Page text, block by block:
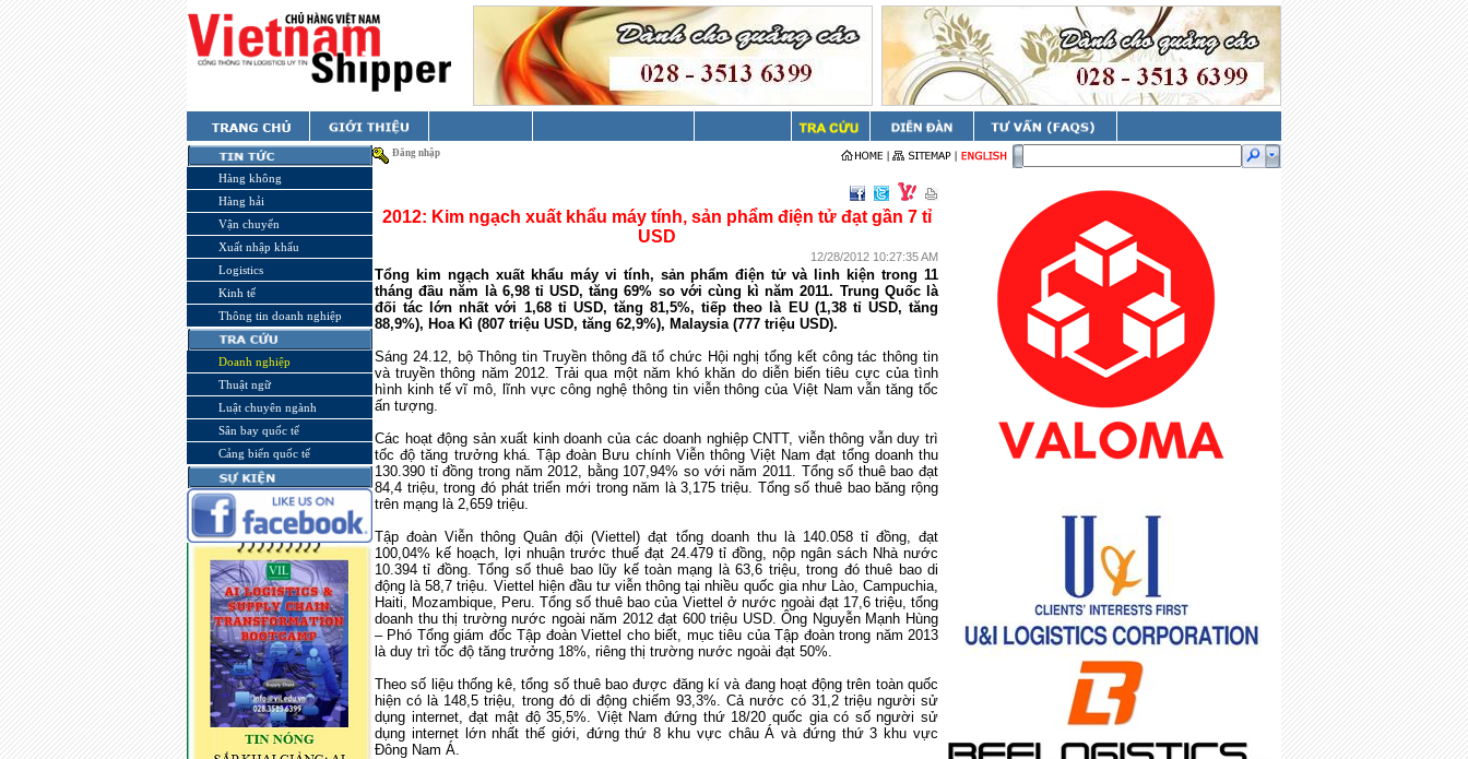
Hàng không
Hàng hải
Vận chuyển
Xuất nhập khẩu
Logistics
Kinh tế
Thông tin doanh nghiệp
Doanh nghiệp
Thuật ngữ
Luật chuyên ngành
Sân bay quốc tế
Cảng biển quốc tế
Đăng nhập
2012: Kim ngạch xuất khẩu máy tính, sản phẩm điện tử đạt gần 7 tỉ
USD
12/28/2012 10:27:35 AM
Tổng kim ngạch xuất khẩu máy vi tính, sản phẩm điện tử và linh kiện trong 11
tháng đầu năm là 6,98 tỉ USD, tăng 69% so với cùng kì năm 2011. Trung Quốc là
đối tác lớn nhất với 1,68 tỉ USD, tăng 81,5%, tiếp theo là EU (1,38 tỉ USD, tăng
88,9%), Hoa Kì (807 triệu USD, tăng 62,9%), Malaysia(777 triệu USD).
Sáng 24.12, bộ Thông tin Truyền thông đã tổ chức Hội nghị tổng kết công tác thông tin
và truyền thông năm 2012. Trải qua một năm khó khăn do diễn biến tiêu cực của tình
hình kinh tế vĩ mô, lĩnh vực công nghệ thông tin viễn thông của Việt Nam vẫn tăng tốc
ấn tượng.
Các hoạt động sản xuất kinh doanh của các doanh nghiệp CNTT, viễn thông vẫn duy trì
tốc độ tăng trưởng khá. Tập đoàn Bưu chính Viễn thông Việt Nam đạt tổng doanh thu
130.390 tỉ đồng trong năm 2012, bằng 107,94% so với năm 2011. Tổng số thuê bao đạt
84,4 triệu, trong đó phát triển mới trong năm là 3,175 triệu. Tổng số thuê bao băng rộng
trên mạng là 2,659 triệu.
Tập đoàn Viễn thông Quân đội (Viettel) đạt tổng doanh thu là 140.058 tỉ đồng, đạt
100,04% kế hoạch, lợi nhuận trước thuế đạt 24.479 tỉ đồng, nộp ngân sách Nhà nước
10.394 tỉ đồng. Tổng số thuê bao lũy kế toàn mạng là 63,6 triệu, trong đó thuê bao di
động là 58,7 triệu. Viettel hiện đầu tư viễn thông tại nhiều quốc gia như Lào, Campuchia,
Haiti, Mozambique, Peru. Tổng số thuê bao của Viettel ở nước ngoài đạt 17,6 triệu, tổng
doanh thu thị trường nước ngoài năm 2012 đạt 600 triệu USD. Ông Nguyễn Mạnh Hùng
– Phó Tổng giám đốc Tập đoàn Viettel cho biết, mục tiêu của Tập đoàn trong năm 2013
là duy trì tốc độ tăng trưởng 18%, riêng thị trường nước ngoài đạt 50%.
Theo số liệu thống kê, tổng số thuê bao được đăng kí và đang hoạt động trên toàn quốc
hiện có là 148,5 triệu, trong đó di động chiếm 93,3%. Cả nước có 31,2 triệu người sử
dụng internet, đạt mật độ 35,5%. Việt Nam đứng thứ 18/20 quốc gia có số người sử
dụng internet lớn nhất thế giới, đứng thứ 8 khu vực châu Á và đứng thứ 3 khu vực
Đông Nam Á.